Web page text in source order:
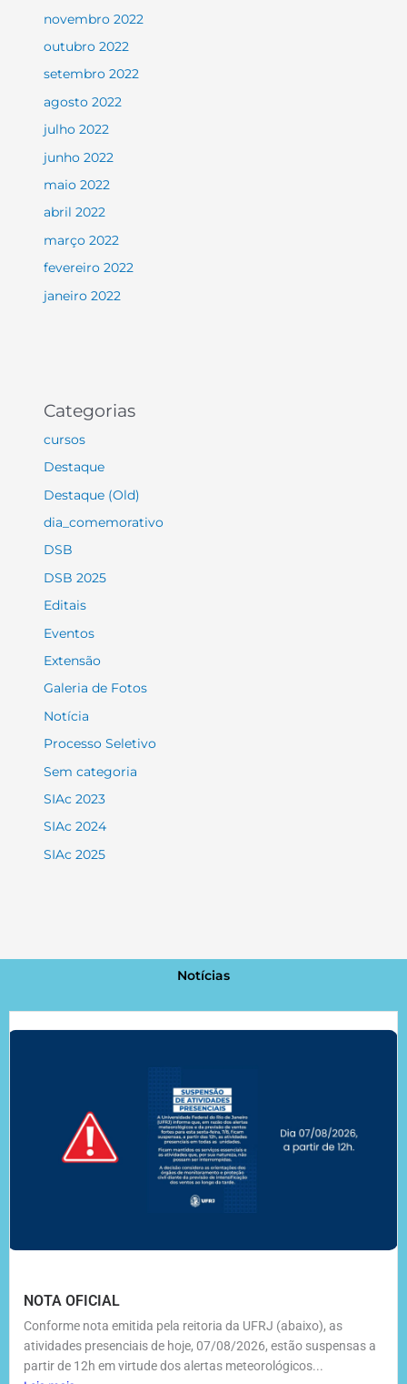
novembro 2022
outubro 2022
setembro 2022
agosto 2022
julho 2022
junho 2022
maio 2022
abril 2022
março 2022
fevereiro 2022
janeiro 2022
Categorias
cursos
Destaque
Destaque (Old)
dia_comemorativo
DSB
DSB 2025
Editais
Eventos
Extensão
Galeria de Fotos
Notícia
Processo Seletivo
Sem categoria
SIAc 2023
SIAc 2024
SIAc 2025
Notícias
NOTA OFICIAL
Conforme nota emitida pela reitoria da UFRJ (abaixo), as
atividades presenciais de hoje, 07/08/2026, estão suspensas a
partir de 12h em virtude dos alertas meteorológicos...